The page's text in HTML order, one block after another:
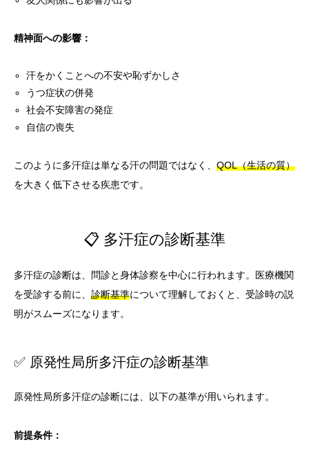
精神面への影響：
汗をかくことへの不安や恥ずかしさ
うつ症状の併発
社会不安障害の発症
自信の喪失
このように多汗症は単なる汗の問題ではなく、 QOL（生活の質）
を大きく低下させる疾患です。
📋 多汗症の診断基準
多汗症の診断は、問診と身体診察を中心に行われます。医療機関
を受診する前に、 診断基準について理解しておくと、受診時の説
明がスムーズになります。
✅ 原発性局所多汗症の診断基準
原発性局所多汗症の診断には、以下の基準が用いられます。
前提条件：